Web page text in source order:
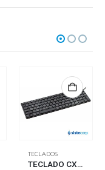
TECLADOS
TECLADO CX SLIM WK-718 TECLA CHOCOLATE USB